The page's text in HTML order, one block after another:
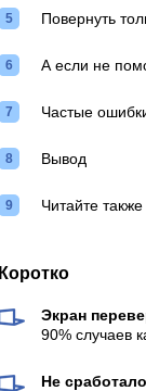
Повернуть
А если не
Частые
Вывод
Читайте также
Коротко
Экран
90% случаев
Не